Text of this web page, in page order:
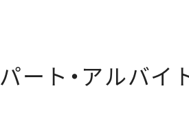
パート・アルバイ